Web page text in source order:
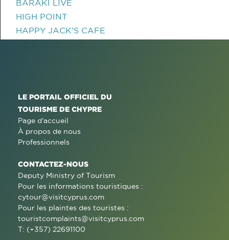
BARAKI LIVE
HIGH POINT
HAPPY JACK'S CAFE
LE PORTAIL OFFICIEL DU
TOURISME DE CHYPRE
Page d'accueil
À propos de nous
Professionnels
CONTACTEZ-NOUS
Deputy Ministry of Tourism
Pour les informations touristiques :
cytour@visitcyprus.com
Pour les plaintes des touristes :
touristcomplaints@visitcyprus.com
T: (+357) 22691100